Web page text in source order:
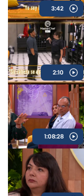
3:42
2:10
1:08:28